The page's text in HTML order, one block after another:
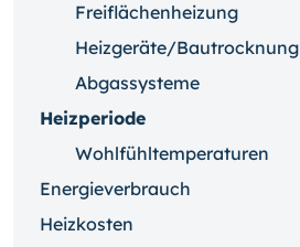
Freiflächenheizung
Heizgeräte/Bautrocknung
Abgassysteme
Heizperiode
Wohlfühltemperaturen
Energieverbrauch
Heizkosten